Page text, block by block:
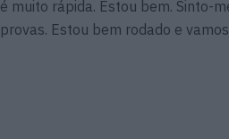
é muito rápida. Estou bem. Sinto-
provas. Estou bem rodado e